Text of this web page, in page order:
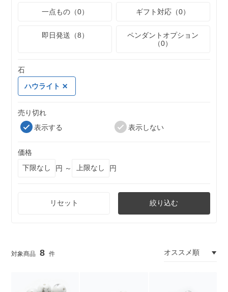
一点もの（0）
ギフト対応（0）
即日発送（8）
ペンダントオプション
（0）
石
ハウライト
売り切れ
表示する
表示しない
価格
円 ～
円
リセット 絞り込む
8